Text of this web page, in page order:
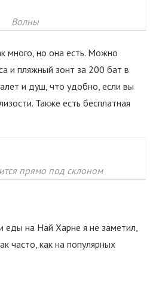
Волны
много, но она есть. Можно
и пляжный зонт за 200 бат в
и душ, что удобно, если вы
Также есть бесплатная
прямо под склоном
еды на Най Харне я не заметил,
часто, как на популярных